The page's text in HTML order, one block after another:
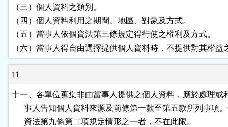
（三）個人資料之類別。
（四）個人資料利用之期間、地區、對象及方式。
（五）當事人依個資法第三條規定得行使之權利及方式。
（六）當事人得自由選擇提供個人資料時，不提供對其權益
11
十一、各單位蒐集非由當事人提供之個人資料，應於處理或
事人告知個人資料來源及前條第一款至第五款所列事項
      資法第九條第二項規定情形之一者，不在此限。